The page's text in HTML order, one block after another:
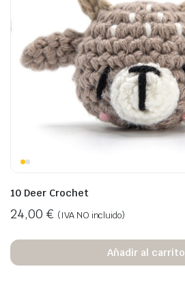
10 Deer Crochet
24,00 € (IVA NO incluido)
Añadir al carrito